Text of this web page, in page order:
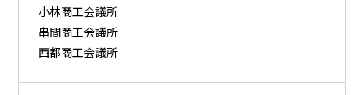
小林商工会議所
串間商工会議所
西都商工会議所